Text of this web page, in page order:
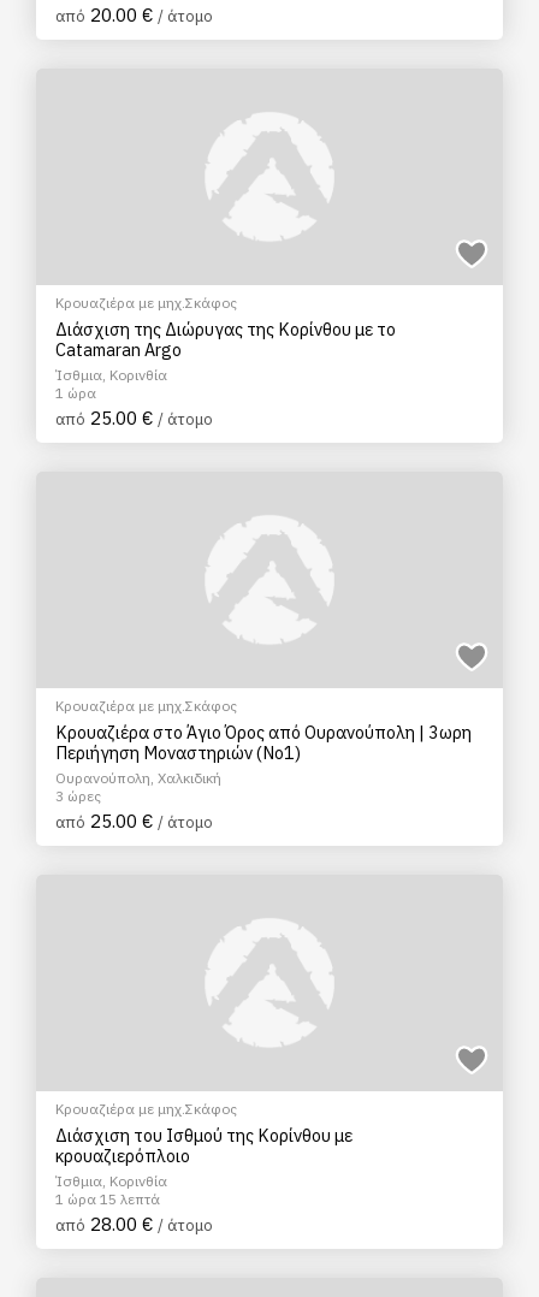
από 20.00 € / άτομο
Κρουαζιέρα με μηχ.Σκάφος
Διάσχιση της Διώρυγας της Κορίνθου με το
Catamaran Argo
Ίσθμια, Κορινθία
1 ώρα
από 25.00 € / άτομο
Κρουαζιέρα με μηχ.Σκάφος
Κρουαζιέρα στο Άγιο Όρος από Ουρανούπολη | 3ωρη
Περιήγηση Μοναστηριών (No1)
Ουρανούπολη, Χαλκιδική
3 ώρες
από 25.00 € / άτομο
Κρουαζιέρα με μηχ.Σκάφος
Διάσχιση του Ισθμού της Κορίνθου με
κρουαζιερόπλοιο
Ίσθμια, Κορινθία
1 ώρα 15 λεπτά
από 28.00 € / άτομο